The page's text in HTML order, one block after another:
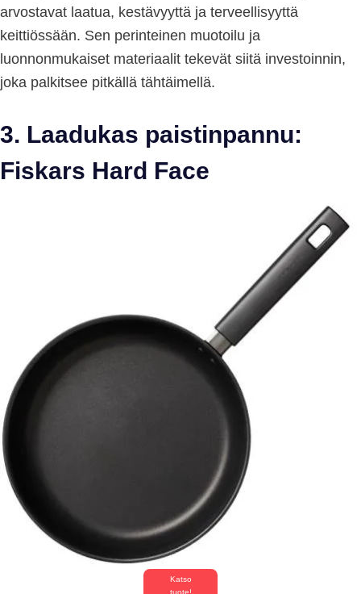
arvostavat laatua, kestävyyttä ja terveellisyyttä
keittiössään. Sen perinteinen muotoilu ja
luonnonmukaiset materiaalit tekevät siitä investoinnin,
joka palkitsee pitkällä tähtäimellä.
3. Laadukas paistinpannu:
Fiskars Hard Face
Katso
tuote!